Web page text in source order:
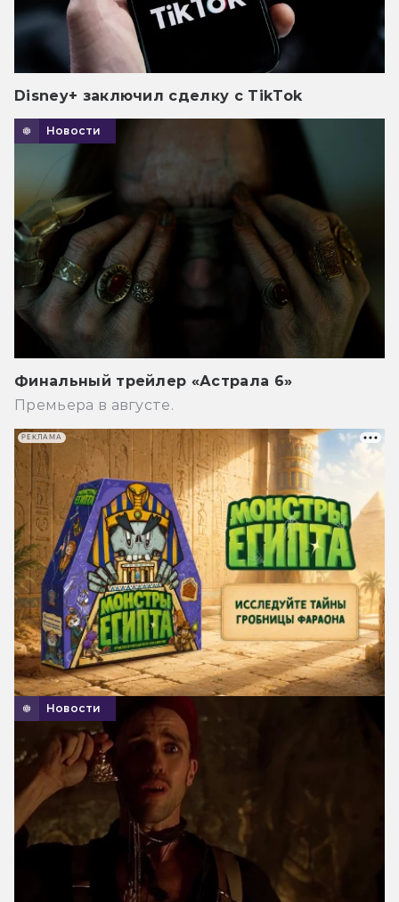
Disney+ заключил сделку с TikTok
Новости
Финальный трейлер «Астрала 6»
Премьера в августе.
Новости
РЕКЛАМА